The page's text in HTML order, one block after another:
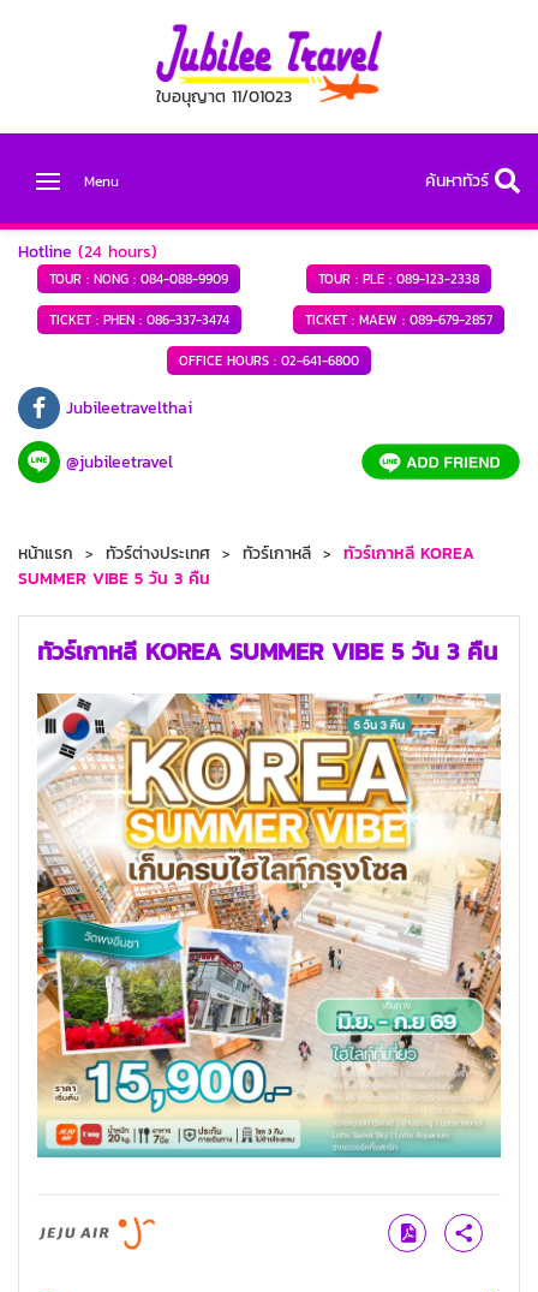
ใบอนุญาต 11/01023
Menu ค้นหาทัวร์
Hotline (24 hours)
TOUR : NONG : 084-088-9909 TOUR : PLE : 089-123-2338
TICKET : PHEN :086-337-3474 TICKET : MAEW : 089-679-2857
OFFICE HOURS : 02-641-6800
Jubileetravelthai
@jubileetravel
หน้าแรก ทัวร์ต่างประเทศ ทัวร์เกาหลี
ทัวร์เกาหลี KOREA
SUMMER VIBE 5 วัน 3 คืน
ทัวร์เกาหลี KOREA SUMMER VIBE 5 วัน 3 คืน